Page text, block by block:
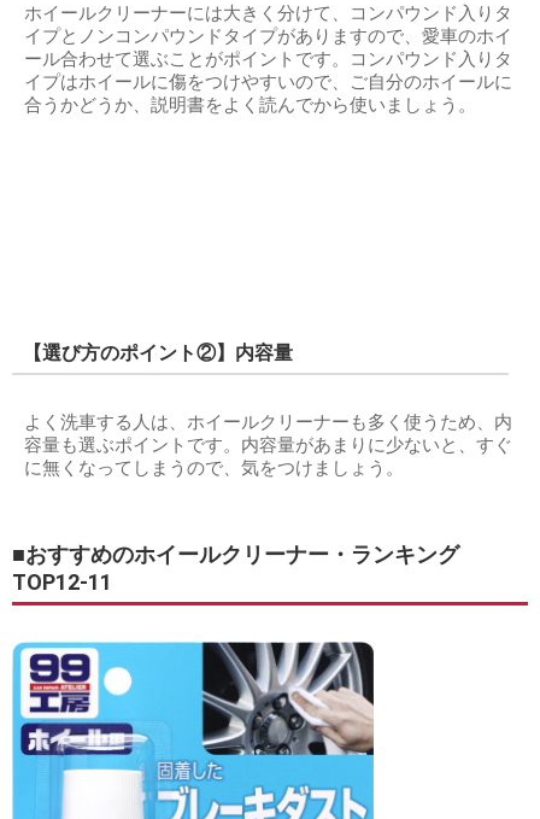
ホイールクリーナーには大きく分けて、コンパウンド入りタ
イプとノンコンパウンドタイプがありますので、愛車のホイ
ール合わせて選ぶことがポイントです。コンパウンド入りタ
イプはホイールに傷をつけやすいので、ご自分のホイールに
合うかどうか、説明書をよく読んでから使いましょう。
【選び方のポイント②】内容量
よく洗車する人は、ホイールクリーナーも多く使うため、内
容量も選ぶポイントです。内容量があまりに少ないと、すぐ
に無くなってしまうので、気をつけましょう。
■おすすめのホイールクリーナー・ランキング
TOP12-11